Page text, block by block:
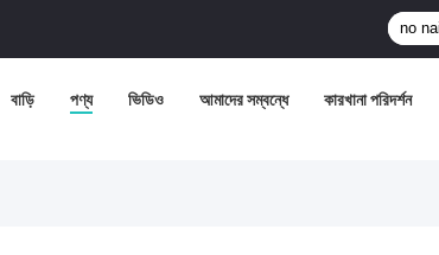
বাড়ি পণ্য ভিডিও আমাদের সম্বন্ধে কারখানা পরিদর্শন